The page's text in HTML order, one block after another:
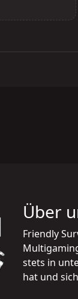
Über
Friendly
stets in
hat und